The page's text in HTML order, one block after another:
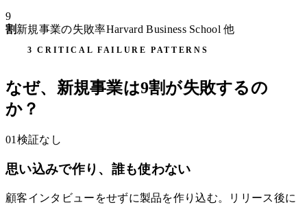
9
割新規事業の失敗率Harvard Business School 他
3 CRITICAL FAILURE PATTERNS
なぜ、新規事業は9割が失敗するの
か？
01検証なし
思い込みで作り、誰も使わない
顧客インタビューをせずに製品を作り込む。リリース後に